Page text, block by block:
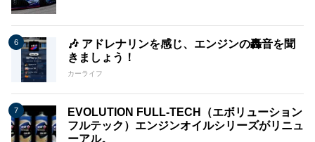
🎶 アドレナリンを感じ、エンジンの轟音を聞
きましょう！
カーライフ
EVOLUTION FULL-TECH（エボリューション
フルテック）エンジンオイルシリーズがリニュ
ーアル。